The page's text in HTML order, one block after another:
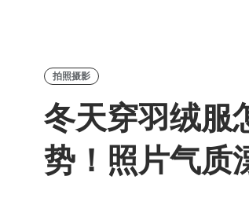
拍照摄影
冬天穿羽绒服
势！照片气质